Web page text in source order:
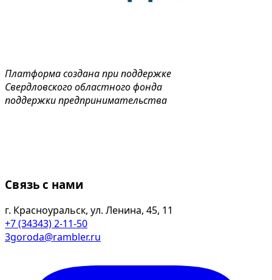
Платформа создана при поддержке
Свердловского областного фонда
поддержки предпринимательства
Связь с нами
г. Красноуральск, ул. Ленина, 45, 11
+7 (34343) 2-11-50
3goroda@rambler.ru